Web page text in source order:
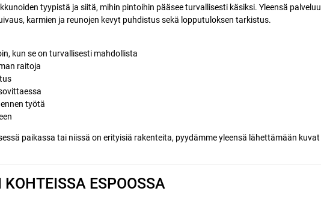
tyypistä ja siitä, mihin pintoihin pääsee turvallisesti käsiksi. Yleensä
karmien ja reunojen kevyt puhdistus sekä lopputuloksen tarkistus.
kun se on turvallisesti mahdollista
raitoja
työtä
paikassa tai niissä on erityisiä rakenteita, pyydämme yleensä lähettämään
ESPOOSSA